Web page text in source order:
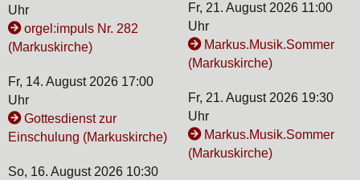
Uhr
orgel:impuls Nr. 282
(Markuskirche)
Fr, 14. August 2026 17:00
Uhr
Gottesdienst zur
Einschulung (Markuskirche)
So, 16. August 2026 10:30
Fr, 21. August 2026 11:00
Uhr
Markus.Musik.Sommer
(Markuskirche)
Fr, 21. August 2026 19:30
Uhr
Markus.Musik.Sommer
(Markuskirche)